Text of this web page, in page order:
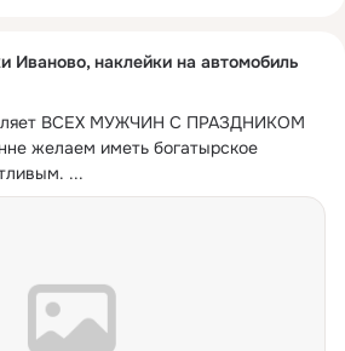
Иваново, наклейки на автомобиль
ВСЕХ МУЖЧИН С ПРАЗДНИКОМ
желаем иметь богатырское
...